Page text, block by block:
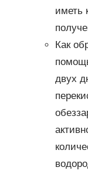
иметь
Как
двух